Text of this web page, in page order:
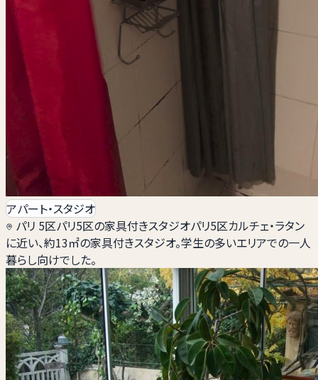
アパート・スタジオ
パリ 5区パリ5区の家具付きスタジオパリ5区カルチェ・ラタン
に近い、約13㎡の家具付きスタジオ。学生の多いエリアでの一人
暮らし向けでした。